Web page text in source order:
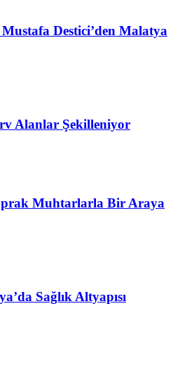
Destici’den Malatya
Alanlar Şekilleniyor
Muhtarlarla Bir Araya
Sağlık Altyapısı